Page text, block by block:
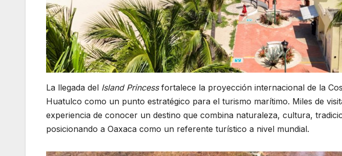
La llegada del Island Princessfortalece la proyección internacional de la
Huatulco como un punto estratégico para el turismo marítimo. Miles de
experiencia de conocer un destino que combina naturaleza, cultura,
posicionando a Oaxaca como un referente turístico a nivel mundial.